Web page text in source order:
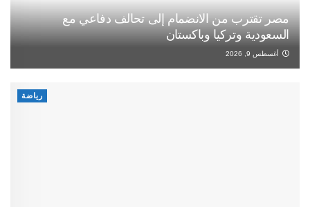
مصر تقترب من الانضمام إلى تحالف دفاعي مع
السعودية وتركيا وباكستان
أغسطس 9, 2026
رياضة